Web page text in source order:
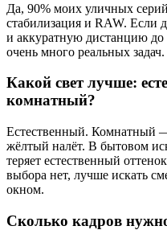
Да, 90% моих уличных
стабилизация и RAW. Если
и аккуратную дистанцию до
очень много реальных задач.
Какой свет лучше:
комнатный?
Естественный. Комнатный
жёлтый налёт. В бытовом
теряет естественный
выбора нет, лучше искать
окном.
Сколько кадров